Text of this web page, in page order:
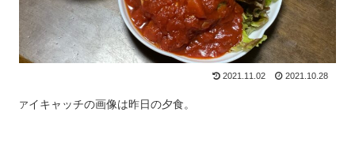
2021.11.02 2021.10.28
アイキャッチの画像は昨日の夕食。